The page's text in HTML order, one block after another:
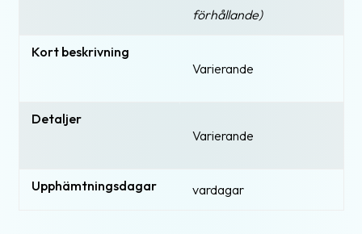
förhållande)
Kort beskrivning
Varierande
Detaljer
Varierande
Upphämtningsdagar vardagar